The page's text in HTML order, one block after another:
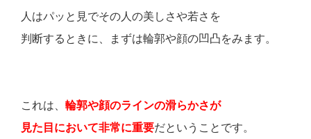
人はパッと見でその人の美しさや若さを
判断するときに、まずは輪郭や顔の凹凸をみます。
これは、 輪郭や顔のラインの滑らかさが
見た目において非常に重要だということです。